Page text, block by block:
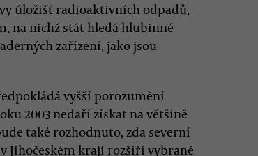
úložišť radioaktivních odpadů,
na nichž stát hledá hlubinné
zařízení, jako jsou
vyšší porozumění
2003 nedaří získat na většině
také rozhodnuto, zda severní
Jihočeském kraji rozšíří vybrané